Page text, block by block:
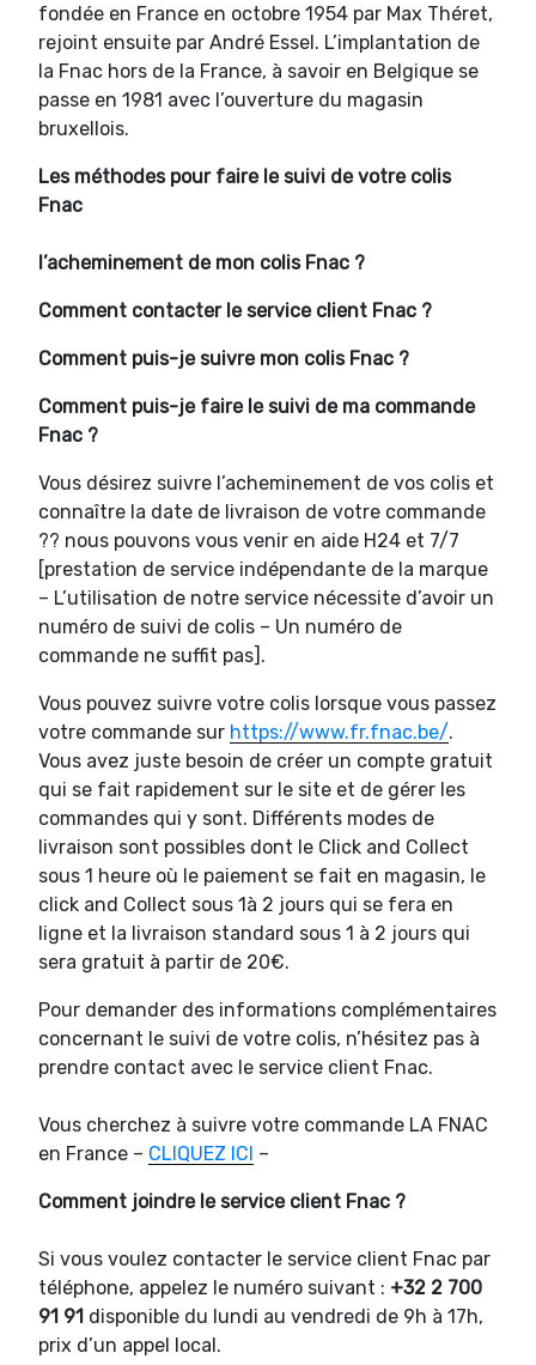
fondée en France en octobre 1954 par Max Théret,
rejoint ensuite par André Essel. L’implantation de
la Fnac hors de la France, à savoir en Belgique se
passe en 1981 avec l’ouverture du magasin
bruxellois.
Les méthodes pour faire le suivi de votre colis
Fnac
l’acheminement de mon colis Fnac ?
Comment contacter le service client Fnac ?
Comment puis-je suivre mon colis Fnac ?
Comment puis-je faire le suivi de ma commande
Fnac ?
Vous désirez suivre l’acheminement de vos colis et
connaître la date de livraison de votre commande
?? nous pouvons vous venir en aide H24 et 7/7
[prestation de service indépendante de la marque
– L’utilisation de notre service nécessite d’avoir un
numéro de suivi de colis – Un numéro de
commande ne suffit pas].
Vous pouvez suivre votre colis lorsque vous passez
votre commande sur https://www.fr.fnac.be/.
Vous avez juste besoin de créer un compte gratuit
qui se fait rapidement sur le site et de gérer les
commandes qui y sont. Différents modes de
livraison sont possibles dont le Click and Collect
sous 1 heure où le paiement se fait en magasin, le
click and Collect sous 1à 2 jours qui se fera en
ligne et la livraison standard sous 1 à 2 jours qui
sera gratuit à partir de 20€.
Pour demander des informations complémentaires
concernant le suivi de votre colis, n’hésitez pas à
prendre contact avec le service client Fnac.
Vous cherchez à suivre votre commande LA FNAC
en France – CLIQUEZ ICI –
Comment joindre le service client Fnac ?
Si vous voulez contacter le service client Fnac par
téléphone, appelez le numéro suivant : +32 2 700
91 91 disponible du lundi au vendredi de 9h à 17h,
prix d’un appel local.